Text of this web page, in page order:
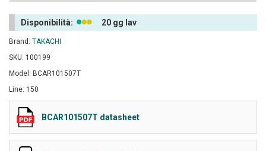
Disponibilità: 20 gg lav
Brand: TAKACHI
SKU: 100199
Model: BCAR101507T
Line: 150
BCAR101507T datasheet